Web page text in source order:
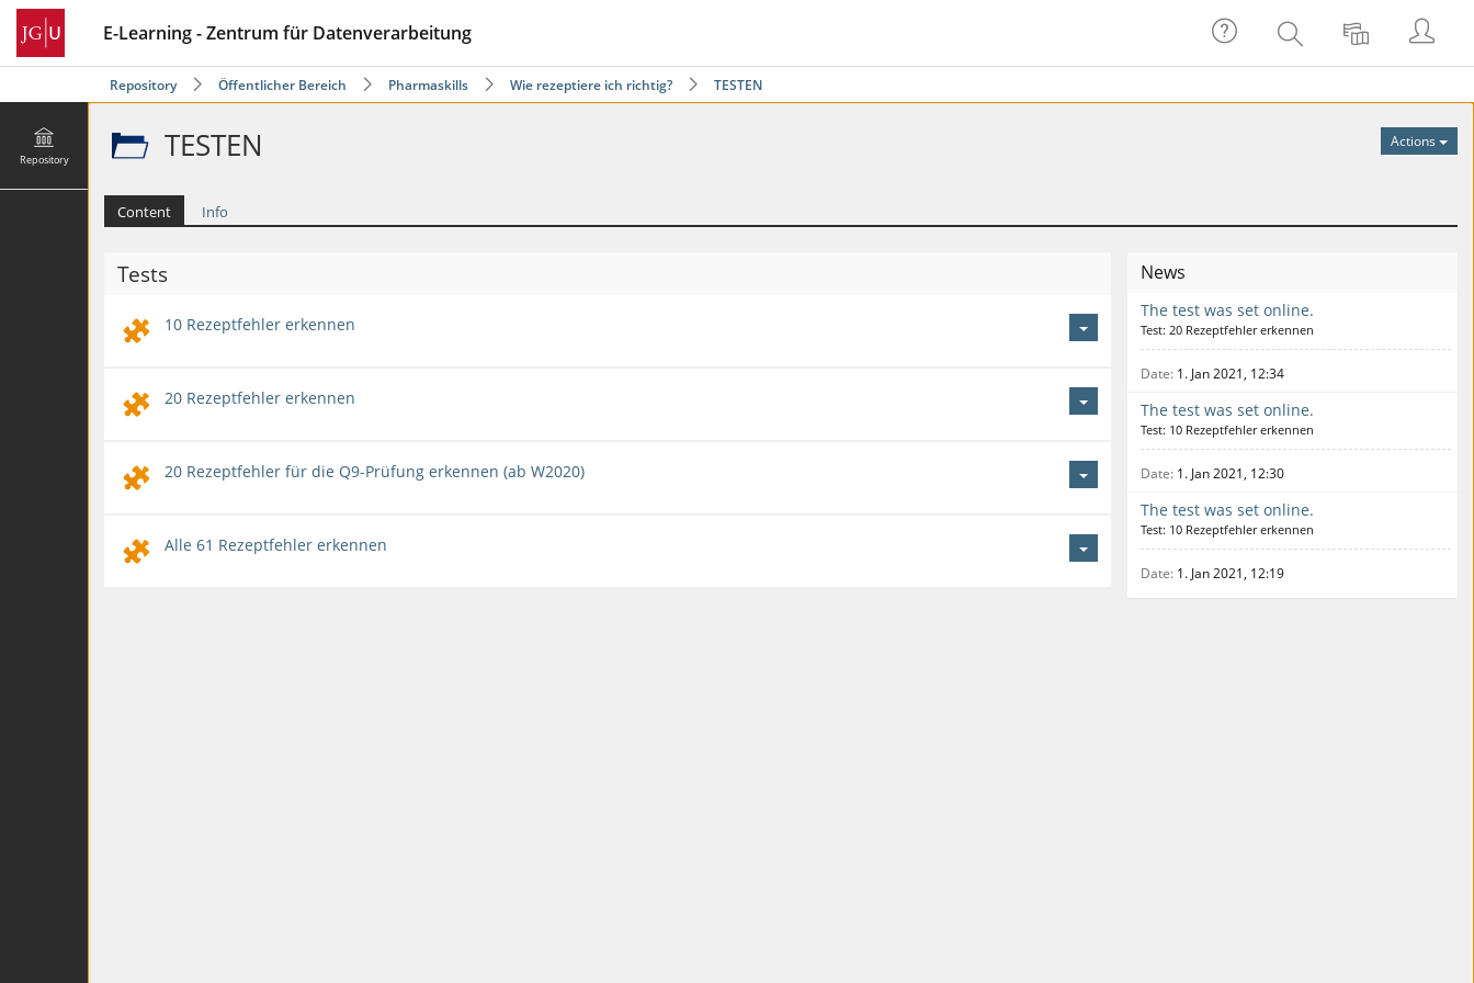
E-Learning - Zentrum für Datenverarbeitung
Repository Öffentlicher Bereich Pharmaskills Wie rezeptiere ich richtig? TESTEN
Repository
Actions
TESTEN
Content Info
Tests
10 Rezeptfehler erkennen
20 Rezeptfehler erkennen
20 Rezeptfehler für die Q9-Prüfung erkennen (ab W2020)
Alle 61 Rezeptfehler erkennen
News
The test was set online.
Test: 20 Rezeptfehler erkennen
Date 1. Jan 2021, 12:34
The test was set online.
Test: 10 Rezeptfehler erkennen
Date 1. Jan 2021, 12:30
The test was set online.
Test: 10 Rezeptfehler erkennen
Date 1. Jan 2021, 12:19